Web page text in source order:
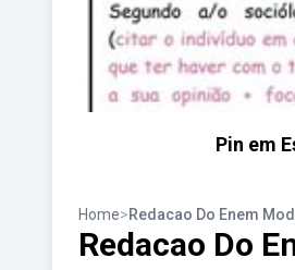
Pin em
Home>Redacao Do Enem
Redacao Do